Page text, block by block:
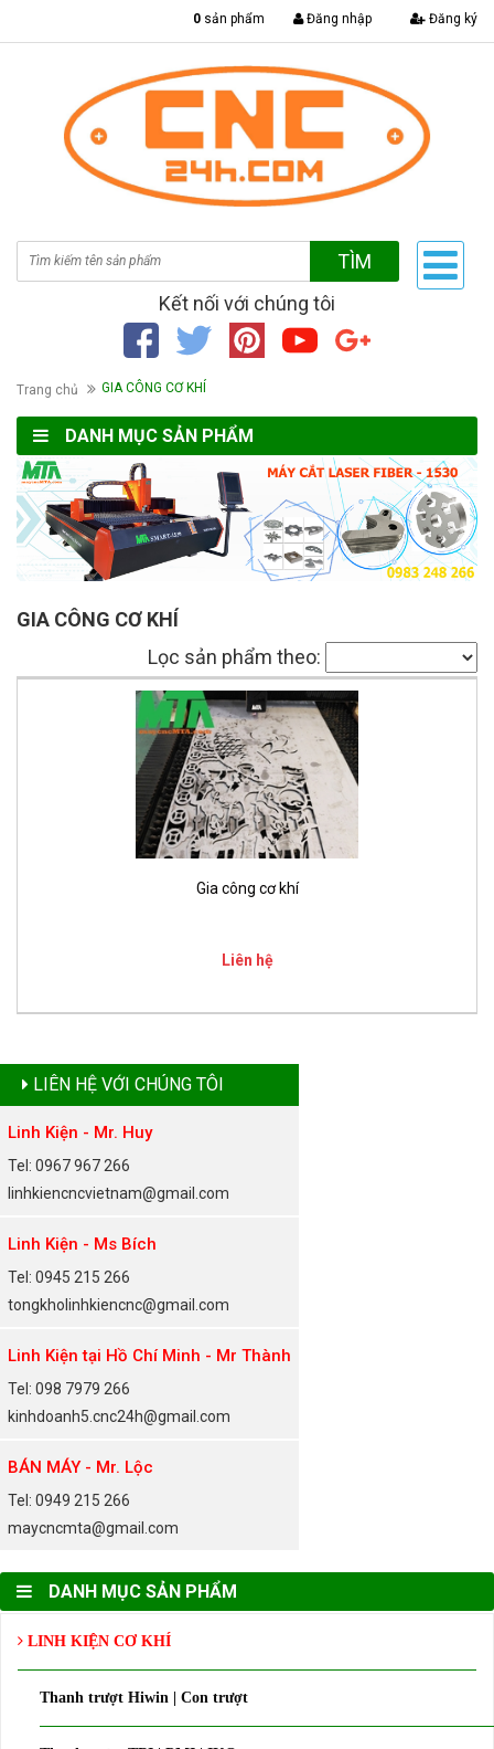
0 sản phẩm Đăng nhập Đăng ký
TÌM
Kết nối với chúng tôi
Trang chủ GIA CÔNG CƠ KHÍ
DANH MỤC SẢN PHẨM
GIA CÔNG CƠ KHÍ
Lọc sản phẩm theo:
Gia công cơ khí
Liên hệ
LIÊN HỆ VỚI CHÚNG TÔI
Linh Kiện - Mr. Huy
Tel: 0967 967 266
linhkiencncvietnam@gmail.com
Linh Kiện - Ms Bích
Tel: 0945 215 266
tongkholinhkiencnc@gmail.com
Linh Kiện tại Hồ Chí Minh - Mr Thành
Tel: 098 7979 266
kinhdoanh5.cnc24h@gmail.com
BÁN MÁY - Mr. Lộc
Tel: 0949 215 266
maycncmta@gmail.com
DANH MỤC SẢN PHẨM
LINH KIỆN CƠ KHÍ
Thanh trượt Hiwin | Con trượt